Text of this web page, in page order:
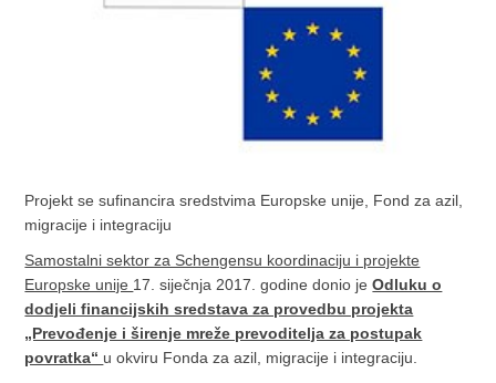
Projekt se sufinancira sredstvima Europske unije, Fond za azil,
migracije i integraciju
Samostalni sektor za Schengensu koordinaciju i projekte
Europske unije 17. siječnja 2017. godine donio jeOdluku o
dodjeli financijskih sredstava za provedbu projekta
„Prevođenje i širenje mreže prevoditelja za postupak
povratka“ u okviru Fonda za azil, migracije i integraciju.